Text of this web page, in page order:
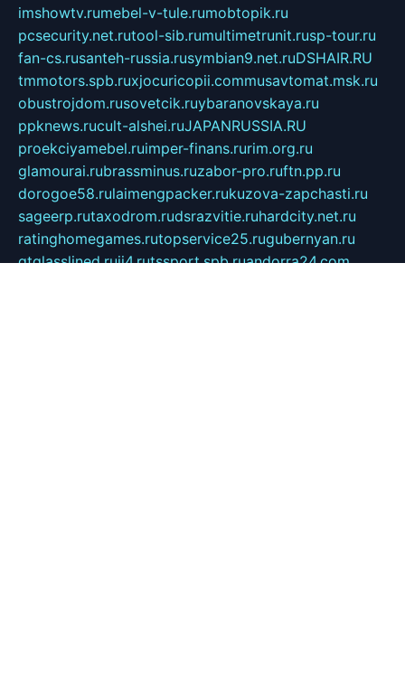
imshowtv.rumebel-v-tule.rumobtopik.ru
pcsecurity.net.rutool-sib.rumultimetrunit.rusp-tour.ru
fan-cs.rusanteh-russia.rusymbian9.net.ruDSHAIR.RU
tmmotors.spb.ruxjocuricopii.commusavtomat.msk.ru
obustrojdom.rusovetcik.ruybaranovskaya.ru
ppknews.rucult-alshei.ruJAPANRUSSIA.RU
proekciyamebel.ruimper-finans.rurim.org.ru
glamourai.rubrassminus.ruzabor-pro.ruftn.pp.ru
dorogoe58.rulaimengpacker.rukuzova-zapchasti.ru
sageerp.rutaxodrom.rudsrazvitie.ruhardcity.net.ru
ratinghomegames.rutopservice25.rugubernyan.ru
gtglasslined.ruii4.rutssport.spb.ruandorra24.com